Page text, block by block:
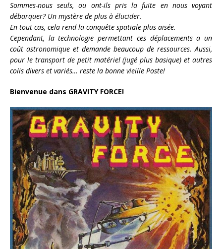
Sommes-nous seuls, ou ont-ils pris la fuite en nous voyant
débarquer? Un mystère de plus à élucider.
En tout cas, cela rend la conquête spatiale plus aisée.
Cependant, la technologie permettant ces déplacements a un
coût astronomique et demande beaucoup de ressources. Aussi,
pour le transport de petit matériel (jugé plus basique) et autres
colis divers et variés… reste la bonne vieille Poste!
Bienvenue dans GRAVITY FORCE!